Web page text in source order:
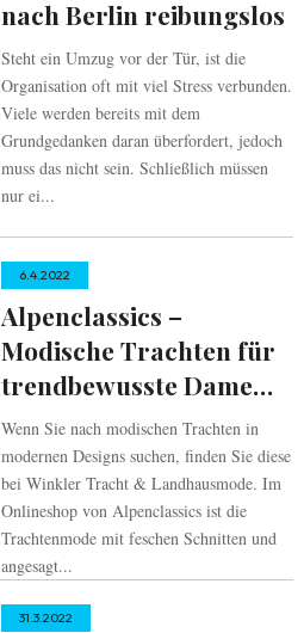
nach Berlin reibungslos
Steht ein Umzug vor der Tür, ist die
Organisation oft mit viel Stress verbunden.
Viele werden bereits mit dem
Grundgedanken daran überfordert, jedoch
muss das nicht sein. Schließlich müssen
nur ei...
6.4.2022
Alpenclassics –
Modische Trachten für
trendbewusste Damen
und Herren
Wenn Sie nach modischen Trachten in
modernen Designs suchen, finden Sie diese
bei Winkler Tracht & Landhausmode. Im
Onlineshop von Alpenclassics ist die
Trachtenmode mit feschen Schnitten und
angesagt...
31.3.2022